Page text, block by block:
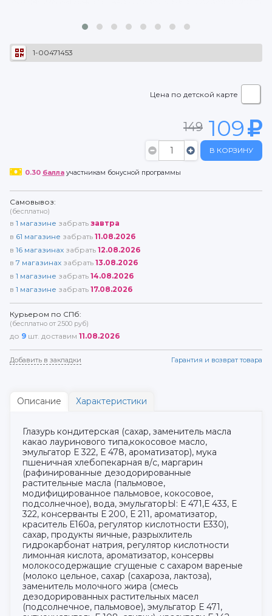
1-00471453
Цена по детской карте
149 109
В КОРЗИНУ
0.30 баллаучастникам бонусной программы
Самовывоз:
(бесплатно)
в 1 магазине забрать завтра
в 61 магазине забрать 11.08.2026
в 16 магазинах забрать 12.08.2026
в 7 магазинах забрать 13.08.2026
в 1 магазине забрать 14.08.2026
в 1 магазине забрать 17.08.2026
Курьером по СПб:
(бесплатно от 2500 руб)
до 9 шт. доставим 11.08.2026
Добавить в закладки Гарантия и возврат товара
Описание Характеристики
Глазурь кондитерская (сахар, заменитель масла
какао лауринового типа,кокосовое масло,
эмульгатор Е 322, Е 478, ароматизатор), мука
пшеничная хлебопекарная в/с, маргарин
(рафинированные дезодорированные
растительные масла (пальмовое,
модифицированное пальмовое, кокосовое,
подсолнечное), вода, эмульгаторЫ: Е 471,Е 433, Е
322, консерванты Е 200, Е 211, ароматизатор,
краситель Е160а, регулятор кислотности Е330),
сахар, продукты яичные, разрыхлитель
гидрокарбонат натрия, регулятор кислотности
лимонная кислота, ароматизатор, консервы
молокосодержащие сгущеные с сахаром вареные
(молоко цельное, сахар (сахароза, лактоза),
заменитель молочного жира (смесь
дезодорированных растительных масел
(подсолнечное, пальмовое), эмульгатор Е 471,